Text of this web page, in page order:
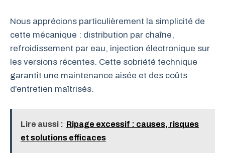
Nous apprécions particulièrement la simplicité de
cette mécanique : distribution par chaîne,
refroidissement par eau, injection électronique sur
les versions récentes. Cette sobriété technique
garantit une maintenance aisée et des coûts
d’entretien maîtrisés.
Lire aussi : Ripage excessif : causes, risques
et solutions efficaces